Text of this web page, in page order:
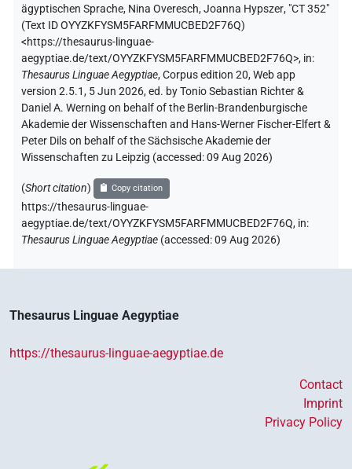
ägyptischen Sprache, Nina Overesch,Joanna Hypszer, "CT 352"
(Text ID OYYZKFYSM5FARFMMUCBED2F76Q)
<https://thesaurus-linguae-
aegyptiae.de/text/OYYZKFYSM5FARFMMUCBED2F76Q>, in:
Thesaurus Linguae Aegyptiae,Corpus edition 20, Web app
version 2.5.1, 5 Jun 2026, ed. by Tonio Sebastian Richter &
Daniel A. Werning on behalf of the Berlin-Brandenburgische
Akademie der Wissenschaften and Hans-Werner Fischer-Elfert &
Peter Dils on behalf of the Sächsische Akademie der
Wissenschaften zu Leipzig (accessed:09 Aug 2026)
(Short citation) Copy citation
https://thesaurus-linguae-
aegyptiae.de/text/OYYZKFYSM5FARFMMUCBED2F76Q, in:
Thesaurus Linguae Aegyptiae (accessed:09 Aug 2026)
Thesaurus Linguae Aegyptiae
https://thesaurus-linguae-aegyptiae.de
Contact
Imprint
Privacy Policy